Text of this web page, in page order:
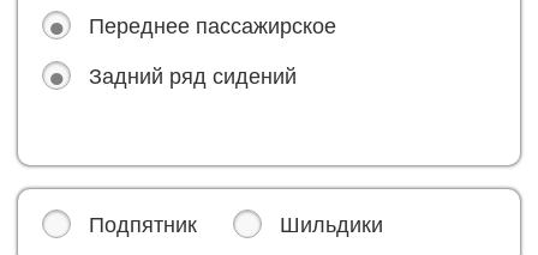
Переднее пассажирское
Задний ряд сидений
Подпятник Шильдики